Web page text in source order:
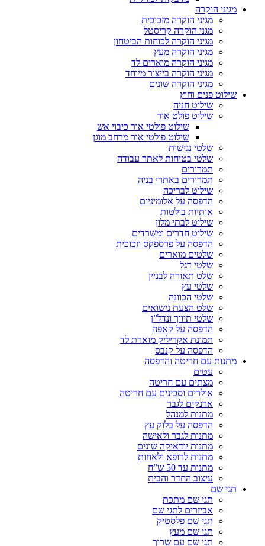
מגיני הוקרה
מגיני הוקרה מזכוכית
מגני הוקרה קריסטל
מגיני הוקרה לכוחות הביטחון
מגיני הוקרה מעץ
מגיני הוקרה מוארים לד
מגיני הוקרה בייצור מיוחד
מגיני הוקרה שונים
שילוט פנים וחוץ
שילוט חניה
שילוט פולט אור
שילוט פולטי אור כיבוי אש
שילוט פולטי אור מרחב מוגן
שלטי נגישות
שלטי בטיחות לאתר עבודה
תמרורים
תמרורים באתרי בניה
שילוט לבריכה
הדפסה על אלומיניום
אותיות בולטות
שילוט לבתי מלון
שילוט חדרים ומשרדים
הדפסה על פרספקס וזכוכית
שלטים מוארים
שלטי דגל
שלט תאורה לבניין
שלטי עץ
שלטי הכוונה
שלט הצעת נישואים
שלטי תיווך ונדל”ן
הדפסה על קאפה
תמונת אקריליק מוארת לד
הדפסה על קנבס
מתנות עם חריטה והדפסה
עטים
מצתים עם חריטה
אולרים וסכינים עם חריטה
ארנקים לגבר
מתנות למנהל
הדפסה על בלוק עץ
מתנות לגבר ולאישה
מתנות יודאיקה שונים
מתנות לרופא ולאחות
מתנות עד 50 ש”ח
עיצוב החדר והבית
תגי שם
תגי שם מתכת
אביזרים לתגי שם
תגי שם פלסטיק
תגי שם מעץ
תגי שם עם שרוך